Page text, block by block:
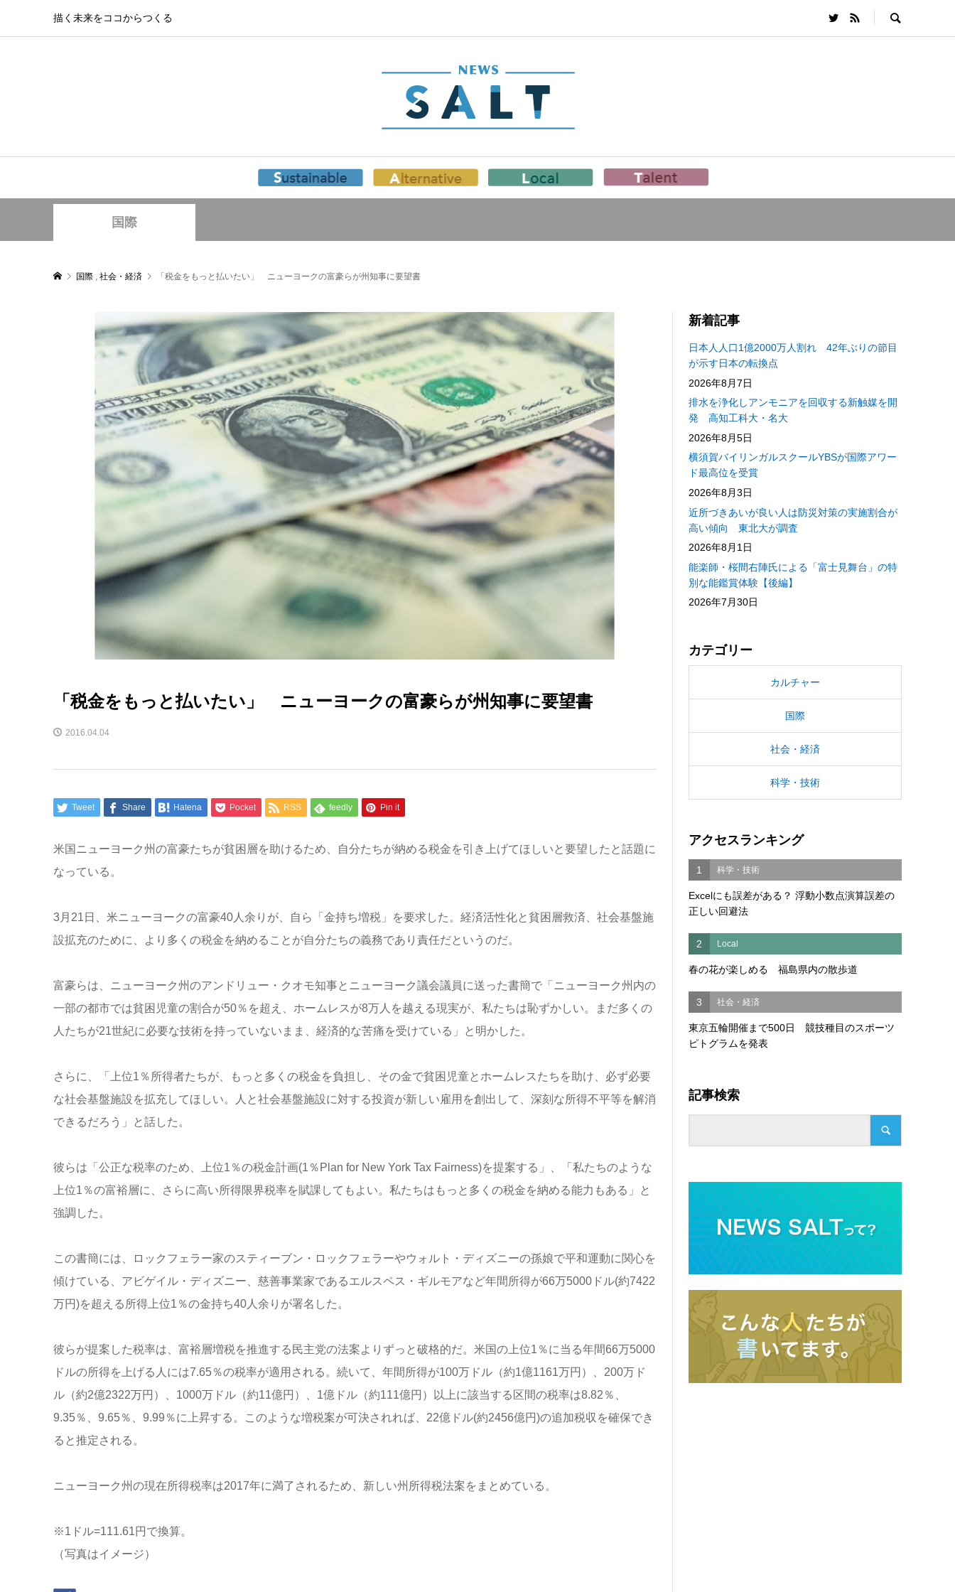
描く未来をココからつくる
国際
国際 , 社会・経済 「税金をもっと払いたい」 ニューヨークの富豪らが州知事に要望書
「税金をもっと払いたい」 ニューヨークの富豪らが州知事に要望書
2016.04.04
Tweet Share Hatena Pocket RSS feedly Pin it
米国ニューヨーク州の富豪たちが貧困層を助けるため、自分たちが納める税金を引き上げてほしいと要望したと話題に
なっている。
3月21日、米ニューヨークの富豪40人余りが、自ら「金持ち増税」を要求した。経済活性化と貧困層救済、社会基盤施
設拡充のために、より多くの税金を納めることが自分たちの義務であり責任だというのだ。
富豪らは、ニューヨーク州のアンドリュー・クオモ知事とニューヨーク議会議員に送った書簡で「ニューヨーク州内の
一部の都市では貧困児童の割合が50％を超え、ホームレスが8万人を越える現実が、私たちは恥ずかしい。まだ多くの
人たちが21世紀に必要な技術を持っていないまま、経済的な苦痛を受けている」と明かした。
さらに、「上位1％所得者たちが、もっと多くの税金を負担し、その金で貧困児童とホームレスたちを助け、必ず必要
な社会基盤施設を拡充してほしい。人と社会基盤施設に対する投資が新しい雇用を創出して、深刻な所得不平等を解消
できるだろう」と話した。
彼らは「公正な税率のため、上位1％の税金計画(1％Plan for New York Tax Fairness)を提案する」、「私たちのような
上位1％の富裕層に、さらに高い所得限界税率を賦課してもよい。私たちはもっと多くの税金を納める能力もある」と
強調した。
この書簡には、ロックフェラー家のスティーブン・ロックフェラーやウォルト・ディズニーの孫娘で平和運動に関心を
傾けている、アビゲイル・ディズニー、慈善事業家であるエルスペス・ギルモアなど年間所得が66万5000ドル(約7422
万円)を超える所得上位1％の金持ち40人余りが署名した。
彼らが提案した税率は、富裕層増税を推進する民主党の法案よりずっと破格的だ。米国の上位1％に当る年間66万5000
ドルの所得を上げる人には7.65％の税率が適用される。続いて、年間所得が100万ドル（約1億1161万円）、200万ド
ル（約2億2322万円）、1000万ドル（約11億円）、1億ドル（約111億円）以上に該当する区間の税率は8.82％、
9.35％、9.65％、9.99％に上昇する。このような増税案が可決されれば、22億ドル(約2456億円)の追加税収を確保でき
ると推定される。
ニューヨーク州の現在所得税率は2017年に満了されるため、新しい州所得税法案をまとめている。
※1ドル=111.61円で換算。
（写真はイメージ）
新着記事
日本人人口1億2000万人割れ 42年ぶりの節目
が示す日本の転換点
2026年8月7日
排水を浄化しアンモニアを回収する新触媒を開
発 高知工科大・名大
2026年8月5日
横須賀バイリンガルスクールYBSが国際アワー
ド最高位を受賞
2026年8月3日
近所づきあいが良い人は防災対策の実施割合が
高い傾向 東北大が調査
2026年8月1日
能楽師・桜間右陣氏による「富士見舞台」の特
別な能鑑賞体験【後編】
2026年7月30日
カテゴリー
カルチャー
国際
社会・経済
科学・技術
アクセスランキング
1 科学・技術
Excelにも誤差がある？ 浮動小数点演算誤差の
正しい回避法
2 Local
春の花が楽しめる 福島県内の散歩道
3 社会・経済
東京五輪開催まで500日 競技種目のスポーツ
ピトグラムを発表
記事検索